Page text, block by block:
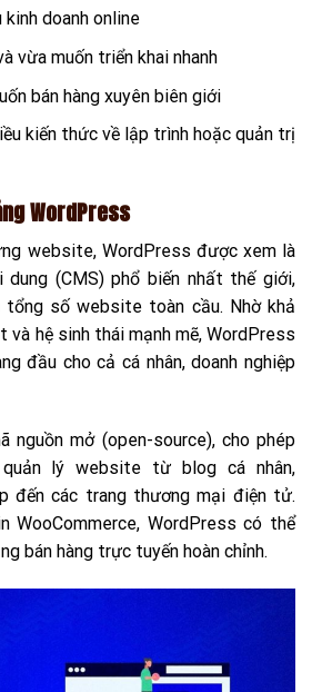
doanh online
vừa muốn triển khai nhanh
bán hàng xuyên biên giới
kiến thức về lập trình hoặc quản trị
WordPress
website, WordPress được xem là
(CMS) phổ biến nhất thế giới,
số website toàn cầu. Nhờ khả
và hệ sinh thái mạnh mẽ, WordPress
đầu cho cả cá nhân, doanh nghiệp
nguồn mở (open-source), cho phép
lý website từ blog cá nhân,
đến các trang thương mại điện tử.
WooCommerce, WordPress có thể
bán hàng trực tuyến hoàn chỉnh.